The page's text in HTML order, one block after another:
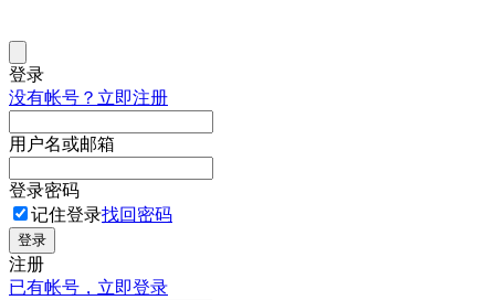
登录
没有帐号？立即注册
用户名或邮箱
登录密码
记住登录找回密码
登录
注册
已有帐号，立即登录